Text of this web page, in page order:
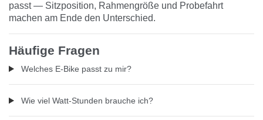
passt — Sitzposition, Rahmengröße und Probefahrt
machen am Ende den Unterschied.
Häufige Fragen
Welches E-Bike passt zu mir?
Wie viel Watt-Stunden brauche ich?